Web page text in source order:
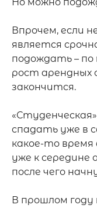
Впрочем, если
является
подождать – по
рост арендных
закончится.
спадать уже в
какое-то
уже к
после чего
В прошлом году